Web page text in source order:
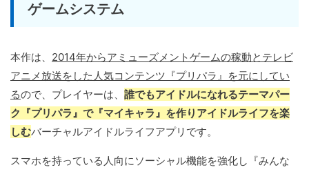
ゲームシステム
本作は、 2014年からアミューズメントゲームの稼動とテレビ
アニメ放送をした人気コンテンツ『プリパラ』を元にしてい
るので、プレイヤーは、 誰でもアイドルになれるテーマパー
ク『プリパラ』で『マイキャラ』を作りアイドルライフを楽
しむバーチャルアイドルライフアプリです。
スマホを持っている人向にソーシャル機能を強化し『みんな